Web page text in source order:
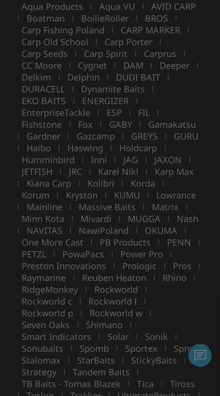
Aqua Products | Aqua VU | AVID CARP
| Boatman | BoilieRoller | BROS |
Carp Fishing Poland | CARP MARKER |
Carp Old School | Carp Porter |
Carp Seeds | Carp Spirit | Carprus |
CC Moore | Cygnet | DAM | Deeper |
Delkim | Delphin | DUDI BAIT |
DURACELL | Dynamite Baits |
EKO BAITS | ENERGIZER |
EnterpriseTackle | ESP | FIL |
Fishstone | Fox | GABY | Gamakatsu
| Gardner | Gazcamp | GREYS | GURU
| Haibo | Haswing | Holdcarp |
Humminbird | Inni | JAG | JAXON |
JETFISH | JRC | Karel Nikl | Karp Max
| Kiana Carp | Kolibri | Korda |
Korum | Kryston | KUMU | Lowrance
| Mainline | Massive Baits | Matrix |
Minn Kota | Mivardi | MUGGA | Nash
| NAVITAS | NawiPoland | OKUMA |
One More Cast | PB Products | PENN |
PETZL | PowaPacs | Power Pro |
Preston Innovations | Prologic | Pros |
Raymarine | Reuben Heaton | Rhino |
RidgeMonkey | Rockworld |
Rockworld c | Rockworld ł |
Rockworld p | Rockworld w |
Seven Oaks | Shimano |
Smart Indicators | Solar | Sonik |
Sonubaits | Spomb | Sportex | Spro |
Stalomax | StarBaits | StickyBaits |
Strategy | Tandem Baits |
TB Baits - Tomas Blazek | Tica | Tiross